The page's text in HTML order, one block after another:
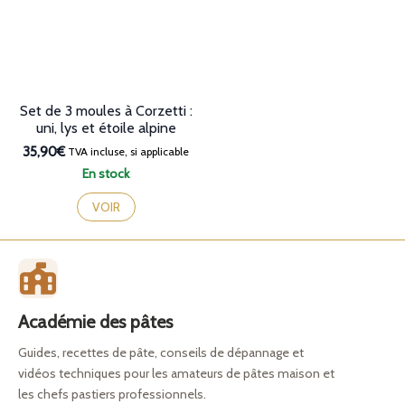
En stock
Set de 3 moules à Corzetti :
uni, lys et étoile alpine
35,90€TVA incluse, si applicable
VOIR
Académie des pâtes
Guides, recettes de pâte, conseils de dépannage et
vidéos techniques pour les amateurs de pâtes maison et
les chefs pastiers professionnels.